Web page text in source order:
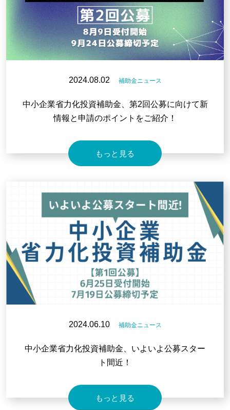
2024.08.02 補助金ニュース
中小企業省力化投資補助金、第2回公募に向けて新
情報と申請のポイントをご紹介！
もっと見る
2024.06.10 補助金ニュース
中小企業省力化投資補助金、いよいよ公募スター
ト間近！
もっと見る